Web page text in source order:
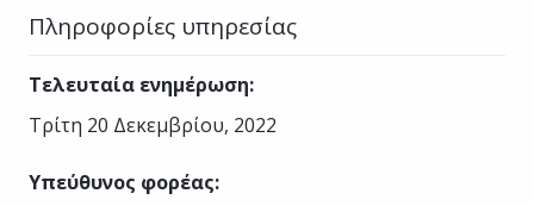
Πληροφορίες υπηρεσίας
Τελευταία ενημέρωση:
Τρίτη 20 Δεκεμβρίου, 2022
Υπεύθυνος φορέας: